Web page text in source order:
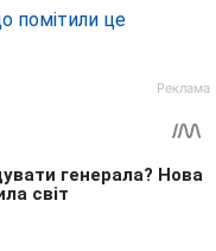
помітили це